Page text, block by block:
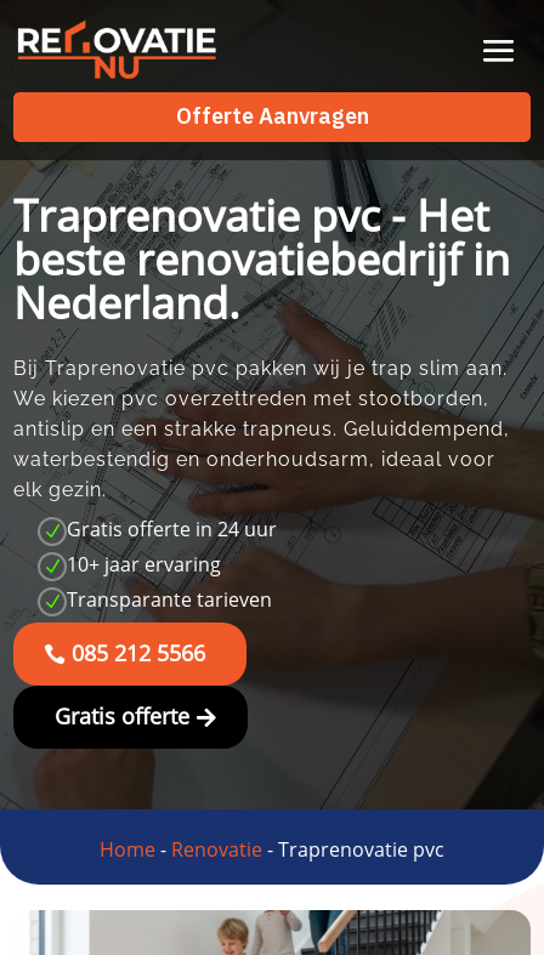
Offerte Aanvragen
Offerte Aanvragen
Traprenovatie pvc - Het
beste renovatiebedrijf in
Nederland.
Bij Traprenovatie pvc pakken wij je trap slim aan.​
We kiezen pvc overzettreden met stootborden,
antislip en een strakke trapneus.​ Geluiddempend,
waterbestendig en onderhoudsarm, ideaal voor
elk gezin.​
N Gratis offerte in 24 uur
N 10+ jaar ervaring
N Transparante tarieven
085 212 5566
Gratis offerte
Home- Renovatie-Traprenovatie pvc